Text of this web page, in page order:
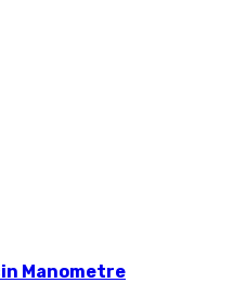
Manometre